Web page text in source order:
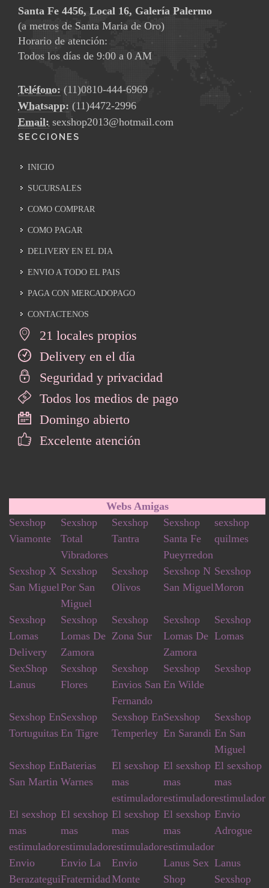
Santa Fe 4456, Local 16, Galería Palermo
(a metros de Santa Maria de Oro)
Horario de atención:
Todos los días de 9:00 a 0 AM
Teléfono: (11)0810-444-6969
Whatsapp: (11)4472-2996
Email: sexshop2013@hotmail.com
SECCIONES
INICIO
SUCURSALES
COMO COMPRAR
COMO PAGAR
DELIVERY EN EL DIA
ENVIO A TODO EL PAIS
PAGA CON MERCADOPAGO
CONTACTENOS
21 locales propios
Delivery en el día
Seguridad y privacidad
Todos los medios de pago
Domingo abierto
Excelente atención
Webs Amigas
Sexshop
Viamonte
Sexshop
Total
Vibradores
Sexshop
Tantra
Sexshop
Santa Fe
Pueyrredon
sexshop
quilmes
Sexshop X
San Miguel
Sexshop
Por San
Miguel
Sexshop
Olivos
Sexshop N
San Miguel
Sexshop
Moron
Sexshop
Lomas
Delivery
Sexshop
Lomas De
Zamora
Sexshop
Zona Sur
Sexshop
Lomas De
Zamora
Sexshop
Lomas
SexShop
Lanus
Sexshop
Flores
Sexshop
Envios San
Fernando
Sexshop
En Wilde
Sexshop
Sexshop En
Tortuguitas
Sexshop
En Tigre
Sexshop En
Temperley
Sexshop
En Sarandi
Sexshop
En San
Miguel
Sexshop En
San Martin
Baterias
Warnes
El sexshop
mas
estimulador
El sexshop
mas
estimulador
El sexshop
mas
estimulador
El sexshop
mas
estimulador
El sexshop
mas
estimulador
El sexshop
mas
estimulador
El sexshop
mas
estimulador
Envio
Adrogue
Envio
Berazategui
Envio La
Fraternidad
Envio
Monte
Lanus Sex
Shop
Lanus
Sexshop